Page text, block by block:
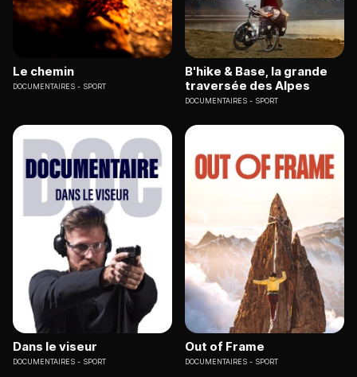
Le chemin
DOCUMENTAIRES SPORT
B'hike & Base, la grande
traversée des Alpes
DOCUMENTAIRES SPORT
Dans le viseur
DOCUMENTAIRES SPORT
Out of Frame
DOCUMENTAIRES SPORT